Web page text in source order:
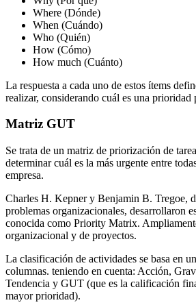
Where (Dónde)
When (Cuándo)
Who (Quién)
How (Cómo)
How much (Cuánto)
La respuesta a cada uno de estos ítems
realizar, considerando cuál es una prioridad
Matriz GUT
Se trata de un matriz de priorización de
determinar cuál es la más urgente entre
empresa.
Charles H. Kepner y Benjamin B. Tregoe,
problemas organizacionales, desarrollaron
conocida como Priority Matrix.
organizacional y de proyectos.
La clasificación de actividades se basa en
columnas. teniendo en cuenta: Acción,
Tendencia y GUT (que es la calificación
mayor prioridad).